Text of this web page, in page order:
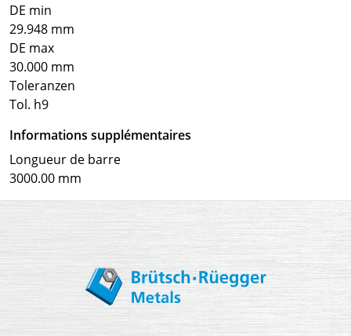
DE min
29.948 mm
DE max
30.000 mm
Toleranzen
Tol. h9
Informations supplémentaires
Longueur de barre
3000.00 mm